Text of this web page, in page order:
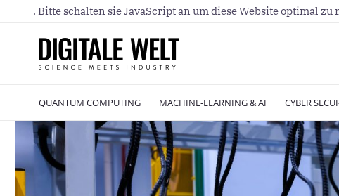
. Bitte schalten sie JavaScript an um diese Website optimal zu
QUANTUM COMPUTING MACHINE-LEARNING & AI CYBER